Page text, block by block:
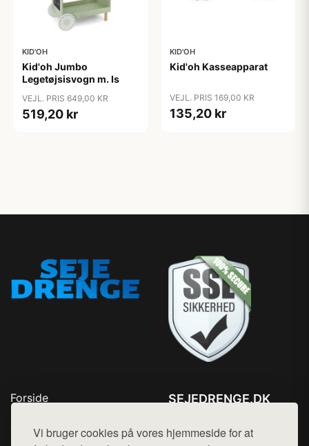
Vi bruger cookies på vores hjemmeside for at
KID'OH
Kid'oh Jumbo
Legetøjsisvogn m. Is
VEJL. PRIS 649,00 KR
519,20 kr
KID'OH
Kid'oh Kasseapparat
VEJL. PRIS 169,00 KR
135,20 kr
Forside
Top Rabatter
SEJEDRENGE.DK